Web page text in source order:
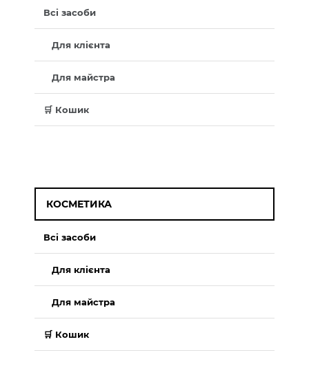
Всі засоби
Для клієнта
Для майстра
🛒 Кошик
КОСМЕТИКА
Всі засоби
Для клієнта
Для майстра
🛒 Кошик